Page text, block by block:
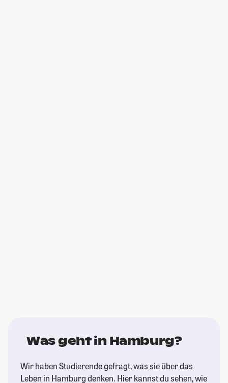
Was geht in Hamburg?
Wir haben Studierende gefragt, was sie über das
Leben in Hamburg denken. Hier kannst du sehen, wie